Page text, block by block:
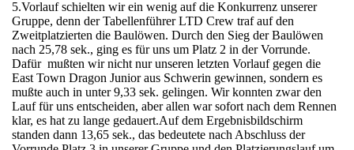
5.Vorlauf schielten wir ein wenig auf die Konkurrenz unserer
Gruppe, denn der Tabellenführer LTD Crew traf auf den
Zweitplatzierten die Baulöwen. Durch den Sieg der Baulöwen
nach 25,78 sek., ging es für uns um Platz 2 in der Vorrunde.
Dafür mußten wir nicht nur unseren letzten Vorlauf gegen die
East Town Dragon Junior aus Schwerin gewinnen, sondern es
mußte auch in unter 9,33 sek. gelingen. Wir konnten zwar den
Lauf für uns entscheiden, aber allen war sofort nach dem Rennen
klar, es hat zu lange gedauert.Auf dem Ergebnisbildschirm
standen dann 13,65 sek., das bedeutete nach Abschluss der